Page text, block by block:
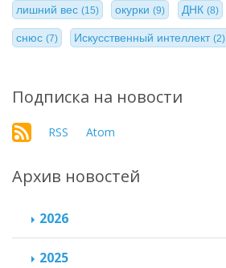
лишний вес (15) окурки(9) ДНК (8)
снюс (7) Искусственный интеллект(2)
Подписка на новости
RSS Atom
Архив новостей
2026
2025